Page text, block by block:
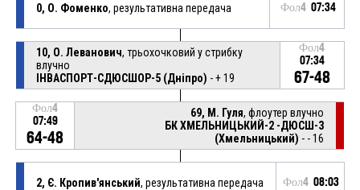
0, О. Фоменко, результативна передача Фол4 07:34
10, О. Леванович, трьохочковий у стрибку
влучно
ІНВАСПОРТ-СДЮСШОР-5 (Дніпро) - + 19
Фол4
07:34
67-48
Фол4
07:49
64-48
69, М. Гуля, флоутер влучно
БК ХМЕЛЬНИЦЬКИЙ-2 -ДЮСШ-3
(Хмельницький) - - 16
2, Є. Кропив'янський, результативна передача Фол4 08:03